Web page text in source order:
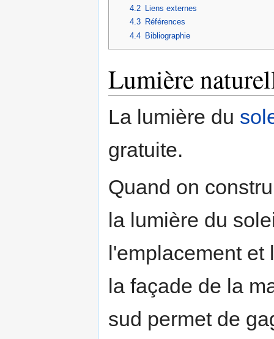
4.2
Liens externes
4.3
Références
4.4 Bibliographie
Lumière
La lumière du
gratuite.
Quand on
la lumière du
l'emplacement et
la façade de la
sud permet de